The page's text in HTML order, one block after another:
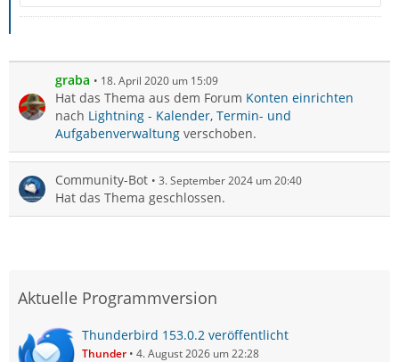
graba 18. April 2020 um 15:09
Hat das Thema aus dem Forum Konten einrichten
nach Lightning - Kalender, Termin- und
Aufgabenverwaltung verschoben.
Community-Bot 3. September 2024 um 20:40
Hat das Thema geschlossen.
Aktuelle Programmversion
Thunderbird 153.0.2 veröffentlicht
Thunder 4. August 2026 um 22:28